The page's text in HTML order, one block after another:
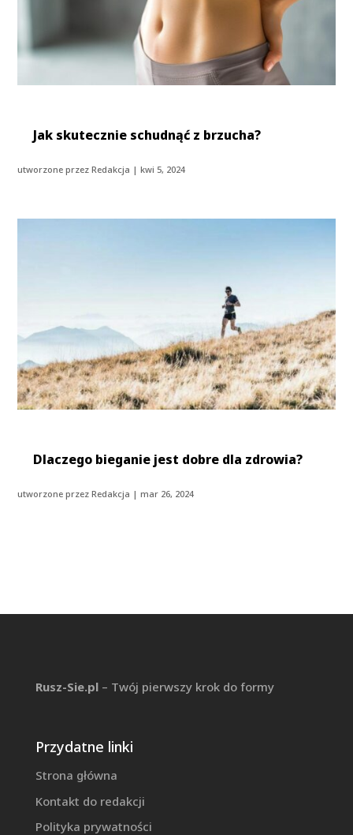
Jak skutecznie schudnąć z brzucha?
utworzone przezRedakcja |kwi 5, 2024
Dlaczego bieganie jest dobre dla zdrowia?
utworzone przezRedakcja |mar 26, 2024
Rusz-Sie.pl– Twój pierwszy krok do formy
Przydatne linki
Strona główna
Kontakt do redakcji
Polityka prywatności